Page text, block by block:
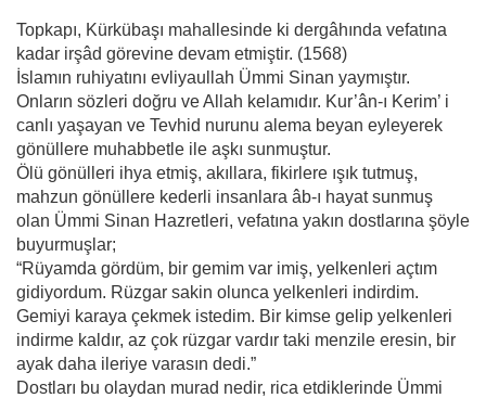
Topkapı, Kürkübaşı mahallesinde ki dergâhında vefatına
kadar irşâd görevine devam etmiştir. (1568)
İslamın ruhiyatını evliyaullah Ümmi Sinan yaymıştır.
Onların sözleri doğru ve Allah kelamıdır. Kur’ân-ı Kerim’ i
canlı yaşayan ve Tevhid nurunu alema beyan eyleyerek
gönüllere muhabbetle ile aşkı sunmuştur.
Ölü gönülleri ihya etmiş, akıllara, fikirlere ışık tutmuş,
mahzun gönüllere kederli insanlara âb-ı hayat sunmuş
olan Ümmi Sinan Hazretleri, vefatına yakın dostlarına şöyle
buyurmuşlar;
“Rüyamda gördüm, bir gemim var imiş, yelkenleri açtım
gidiyordum. Rüzgar sakin olunca yelkenleri indirdim.
Gemiyi karaya çekmek istedim. Bir kimse gelip yelkenleri
indirme kaldır, az çok rüzgar vardır taki menzile eresin, bir
ayak daha ileriye varasın dedi.”
Dostları bu olaydan murad nedir, rica etdiklerinde Ümmi